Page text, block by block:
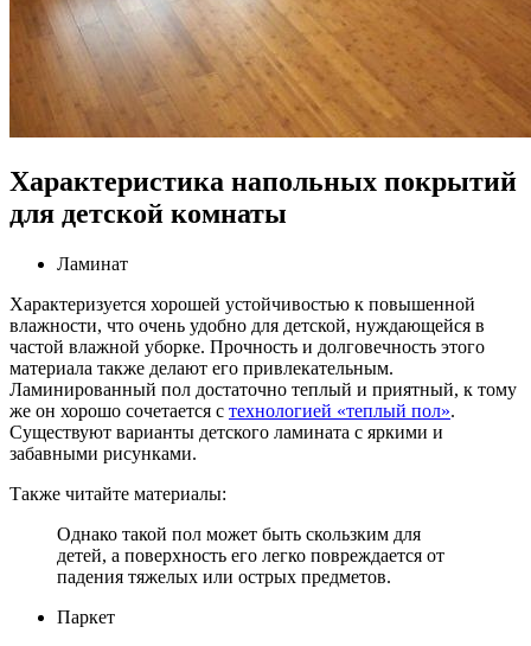
Характеристика напольных покрытий
для детской комнаты
Ламинат
Характеризуется хорошей устойчивостью к повышенной
влажности, что очень удобно для детской, нуждающейся в
частой влажной уборке. Прочность и долговечность этого
материала также делают его привлекательным.
Ламинированный пол достаточно теплый и приятный, к тому
же он хорошо сочетается с технологией «теплый пол».
Существуют варианты детского ламината с яркими и
забавными рисунками.
Также читайте материалы:
Однако такой пол может быть скользким для
детей, а поверхность его легко повреждается от
падения тяжелых или острых предметов.
Паркет